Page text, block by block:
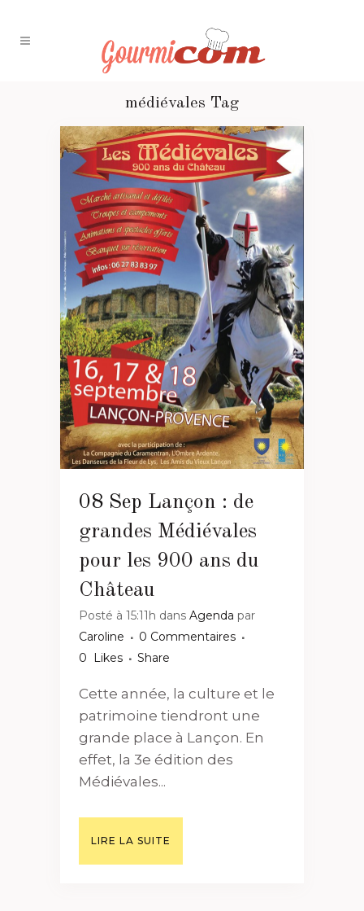
médiévales Tag
08 Sep Lançon : de
grandes Médiévales
pour les 900 ans du
Château
Posté à 15:11h dans Agenda par
Caroline
0 Commentaires
0
Likes Share
Cette année, la culture et le
patrimoine tiendront une
grande place à Lançon. En
effet, la 3e édition des
Médiévales...
LIRE LA SUITE